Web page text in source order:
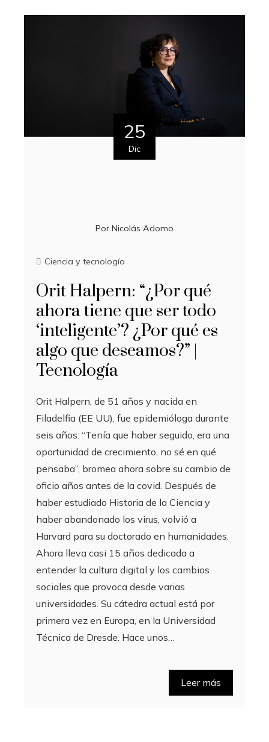
25
Dic
Por Nicolás Adomo
Ciencia y tecnología
Orit Halpern: “¿Por qué
ahora tiene que ser todo
‘inteligente’? ¿Por qué es
algo que deseamos?” |
Tecnología
Orit Halpern, de 51 años y nacida en
Filadelfia (EE UU), fue epidemióloga durante
seis años: “Tenía que haber seguido, era una
oportunidad de crecimiento, no sé en qué
pensaba”, bromea ahora sobre su cambio de
oficio años antes de la covid. Después de
haber estudiado Historia de la Ciencia y
haber abandonado los virus, volvió a
Harvard para su doctorado en humanidades.
Ahora lleva casi 15 años dedicada a
entender la cultura digital y los cambios
sociales que provoca desde varias
universidades. Su cátedra actual está por
primera vez en Europa, en la Universidad
Técnica de Dresde. Hace unos…
Leer más